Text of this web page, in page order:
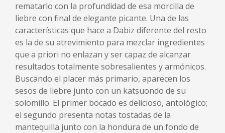
rematarlo con la profundidad de esa morcilla de
liebre con final de elegante picante. Una de las
características que hace a Dabiz diferente del resto
es la de su atrevimiento para mezclar ingredientes
que a priori no enlazan y ser capaz de alcanzar
resultados totalmente sobresalientes y armónicos.
Buscando el placer más primario, aparecen los
sesos de liebre junto con un katsuondo de su
solomillo. El primer bocado es delicioso, antológico;
el segundo presenta notas tostadas de la
mantequilla junto con la hondura de un fondo de